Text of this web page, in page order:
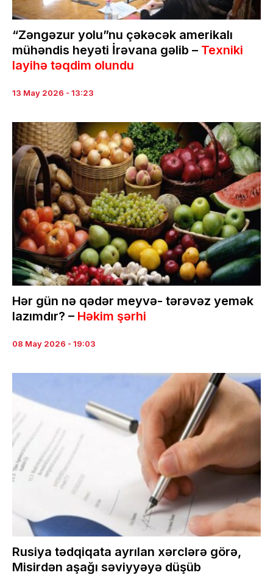
“Zəngəzur yolu”nu çəkəcək amerikalı
mühəndis heyəti İrəvana gəlib – Texniki
layihə təqdim olundu
13 May 2026 - 13:23
Hər gün nə qədər meyvə- tərəvəz yemək
lazımdır? – Həkim şərhi
08 May 2026 - 19:03
Rusiya tədqiqata ayrılan xərclərə görə,
Misirdən aşağı səviyyəyə düşüb